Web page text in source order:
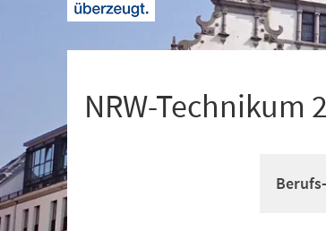
NRW-Technikum